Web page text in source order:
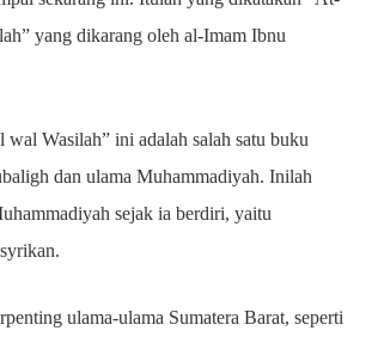
yang dikarang oleh al-Imam Ibnu
Wasilah” ini adalah salah satu buku
dan ulama Muhammadiyah. Inilah
sejak ia berdiri, yaitu
ulama-ulama Sumatera Barat, seperti